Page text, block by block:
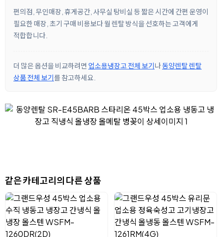
편의점, 무인매장, 휴게공간, 사무실 탕비실 등 짧은 시간에 간편 운영이
필요한 매장, 초기 구매 비용보다 월 렌탈 방식을 선호하는 고객에게
적합합니다.
더 많은 옵션을 비교하려면 업소용냉장고 전체 보기나동양렌탈 렌탈
상품 전체 보기를 참고하세요.
같은 카테고리의 다른 상품